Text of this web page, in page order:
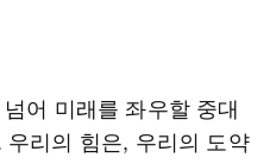
어 미래를 좌우할 중대
리의 힘은, 우리의 도약